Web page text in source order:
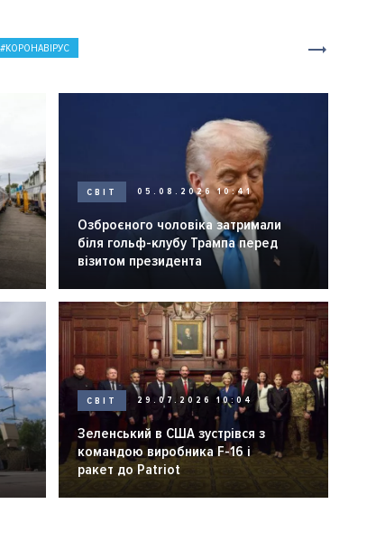
КОРОНАВІРУС
СВІТ 05.08.2026 10:41
Озброєного чоловіка затримали
біля гольф-клубу Трампа перед
візитом президента
СВІТ 29.07.2026 10:04
Зеленський в США зустрівся з
командою виробника F-16 і
ракет до Patriot